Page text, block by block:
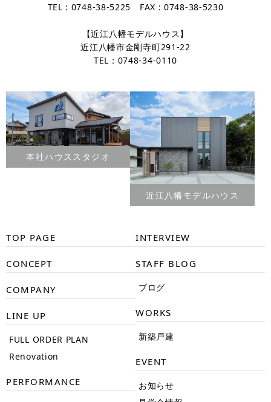
TEL : 0748-38-5225 FAX : 0748-38-5230
【近江八幡モデルハウス】
近江八幡市金剛寺町291-22
TEL：0748-34-0110
本社ハウススタジオ
近江八幡モデルハウス
TOP PAGE
CONCEPT
COMPANY
LINE UP
FULL ORDER PLAN
Renovation
PERFORMANCE
INTERVIEW
STAFF BLOG
ブログ
WORKS
新築戸建
EVENT
お知らせ